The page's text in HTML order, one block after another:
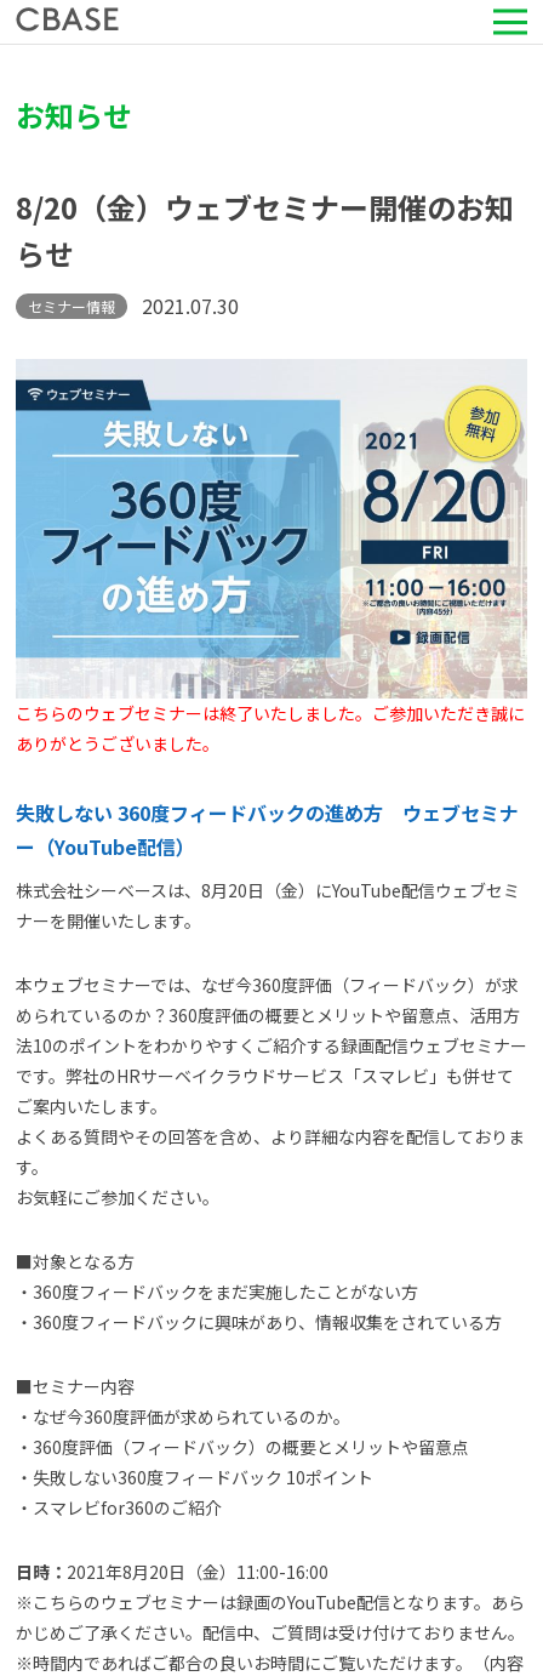
導入事例
セミナー情報
HRコラム
お知らせ
会社情報
よくある質問
資料請求(無料) お見積もり依頼
お知らせ
8/20（金）ウェブセミナー開催のお知
らせ
セミナー情報 2021.07.30
こちらのウェブセミナーは終了いたしました。ご参加いただき誠に
ありがとうございました。
失敗しない 360度フィードバックの進め方 ウェブセミナ
ー（YouTube配信）
株式会社シーベースは、8月20日（金）にYouTube配信ウェブセミ
ナーを開催いたします。
本ウェブセミナーでは、なぜ今360度評価（フィードバック）が求
められているのか？360度評価の概要とメリットや留意点、活用方
法10のポイントをわかりやすくご紹介する録画配信ウェブセミナー
です。弊社のHRサーベイクラウドサービス「スマレビ」も併せて
ご案内いたします。
よくある質問やその回答を含め、より詳細な内容を配信しておりま
す。
お気軽にご参加ください。
■対象となる方
・360度フィードバックをまだ実施したことがない方
・360度フィードバックに興味があり、情報収集をされている方
■セミナー内容
・なぜ今360度評価が求められているのか。
・360度評価（フィードバック）の概要とメリットや留意点
・失敗しない360度フィードバック 10ポイント
・スマレビfor360のご紹介
日時： 2021年8月20日（金）11:00-16:00
※こちらのウェブセミナーは録画のYouTube配信となります。あら
かじめご了承ください。配信中、ご質問は受け付けておりません。
※時間内であればご都合の良いお時間にご覧いただけます。（内容